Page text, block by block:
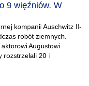
9 więźniów. W
kompanii Auschwitz II-
robót ziemnych.
aktorowi Augustowi
rozstrzelali 20 i